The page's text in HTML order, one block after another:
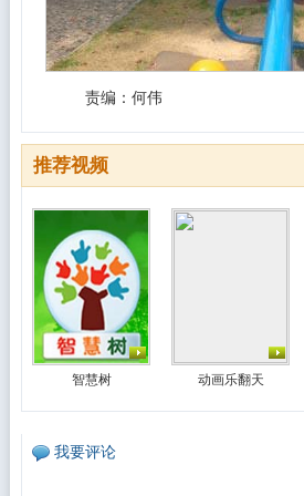
责编：何伟
推荐视频
智慧树 动画乐翻天
我要评论